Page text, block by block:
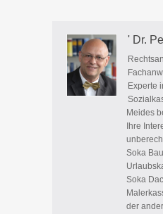
' Dr.
Experte
Meides
Ihre
Soka
Soka
der